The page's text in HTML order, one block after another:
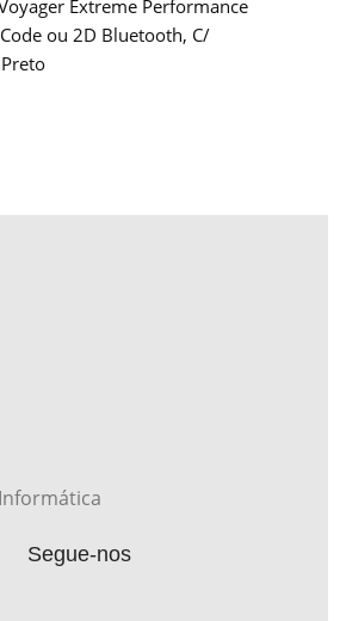
Extreme Performance
ou 2D Bluetooth, C/
Segue-nos